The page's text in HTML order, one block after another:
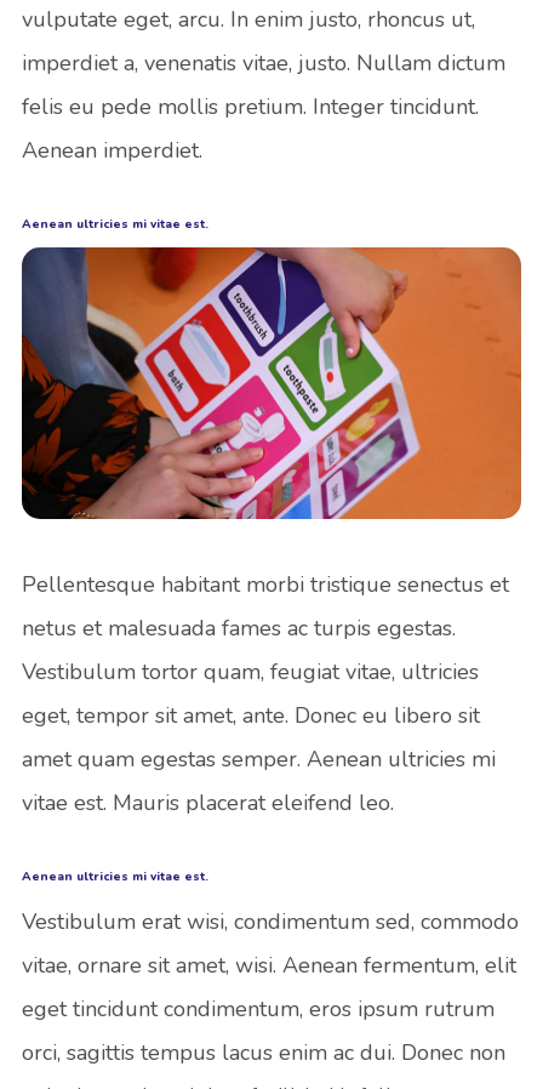
vulputate eget, arcu. In enim justo, rhoncus ut,
imperdiet a, venenatis vitae, justo. Nullam dictum
felis eu pede mollis pretium. Integer tincidunt.
Aenean imperdiet.
Aenean ultricies mi vitae est.
Pellentesque habitant morbi tristique senectus et
netus et malesuada fames ac turpis egestas.
Vestibulum tortor quam, feugiat vitae, ultricies
eget, tempor sit amet, ante. Donec eu libero sit
amet quam egestas semper. Aenean ultricies mi
vitae est. Mauris placerat eleifend leo.
Aenean ultricies mi vitae est.
Vestibulum erat wisi, condimentum sed, commodo
vitae, ornare sit amet, wisi. Aenean fermentum, elit
eget tincidunt condimentum, eros ipsum rutrum
orci, sagittis tempus lacus enim ac dui. Donec non